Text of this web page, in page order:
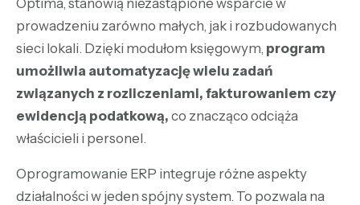
Optima, stanowią niezastąpione wsparcie w
prowadzeniu zarówno małych, jak i rozbudowanych
sieci lokali. Dzięki modułom księgowym, program
umożliwia automatyzację wielu zadań
związanych z rozliczeniami, fakturowaniem czy
ewidencją podatkową, co znacząco odciąża
właścicieli i personel.
Oprogramowanie ERP integruje różne aspekty
działalności w jeden spójny system. To pozwala na